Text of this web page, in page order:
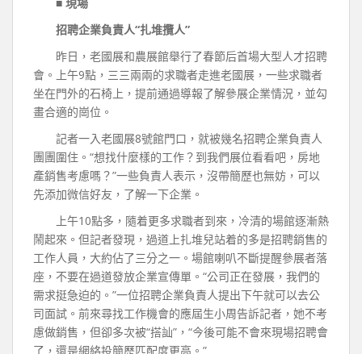
招聘企業負責人“扎堆攬人”
昨日，老國展和農展館舉行了春節后首場大型人才招聘
會。上午9點，三三兩兩的求職者走進老國展，一些求職者
坐在門外的石椅上，提前通過導報了解參展企業情況，並勾
畫合適的崗位。
記者一入老國展8號館門口，就被幾名招聘企業負責人
團團圍住。“想找什麼樣的工作？到我們展位看看吧，房地
產銷售考慮嗎？”一些負責人表示，沒帶簡歷也無妨，可以
先添加微信好友，了解一下企業。
上午10點多，隨着更多求職者到來，冷清的場館逐漸熱
鬧起來。但記者發現，過道上扎堆兒站着的多是招聘銷售的
工作人員，大約佔了三分之一。場館喇叭不斷提醒參展者落
座，不要在過道發放企業宣傳單。“公司正在發展，我們的
需求挺急迫的。”一位招聘企業負責人提出下午就可以去公
司面試。前來尋找工作機會的應屆生小周告訴記者，她不考
慮做銷售，但卻多次被“搭訕”，“今後可能不會來現場招聘會
了，還是網絡投簡歷匹配度更高。”